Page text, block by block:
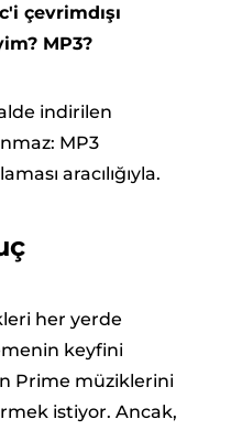
çevrimdışı
MP3?
indirilen
MP3
aracılığıyla.
her yerde
keyfini
Prime müziklerini
istiyor. Ancak,